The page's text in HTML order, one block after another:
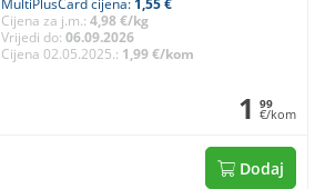
MultiPlusCard cijena: 1,55 €
Cijena za j.m.: 4,98 €/kg
Vrijedi do: 06.09.2026
Cijena 02.05.2025.: 1,99 €/kom
1 99
€/kom
Dodaj